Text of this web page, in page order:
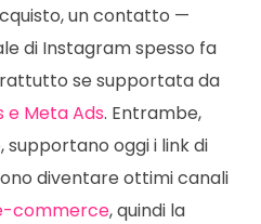
un contatto —
di Instagram spesso fa
se supportata da
e Meta Ads. Entrambe,
oggi i link di
diventare ottimi canali
commerce, quindi la